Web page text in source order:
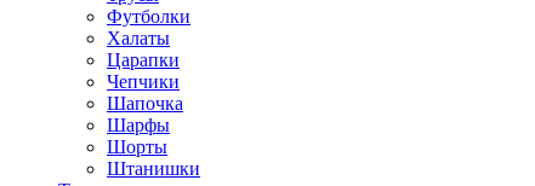
Футболки
Халаты
Царапки
Чепчики
Шапочка
Шарфы
Шорты
Штанишки